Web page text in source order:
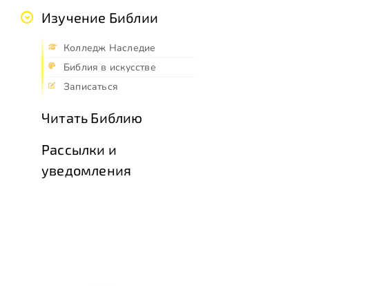
Изучение Библии
Колледж Наследие
Библия в искусстве
Записаться
Читать Библию
Рассылки и
уведомления